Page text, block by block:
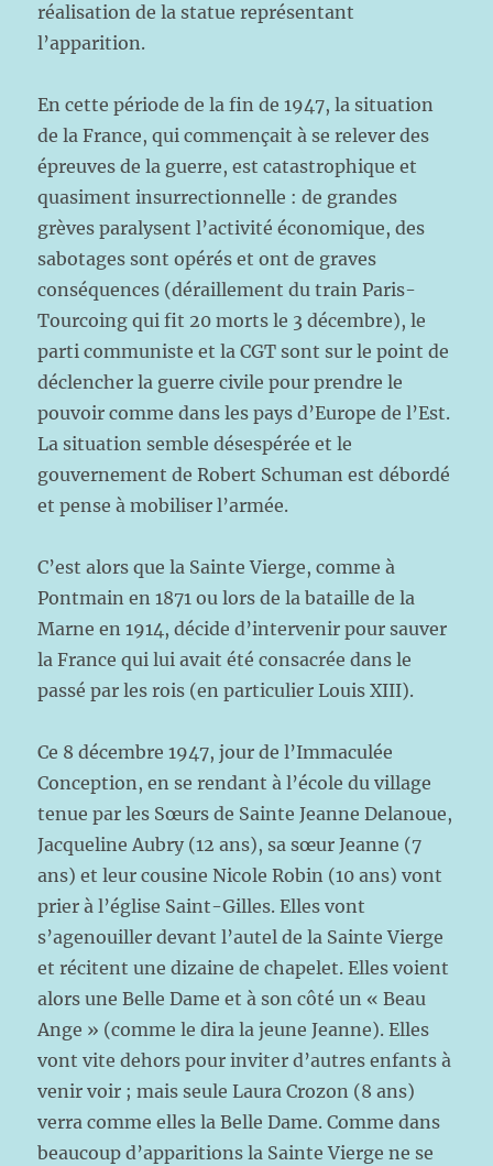
réalisation de la statue représentant
l’apparition.
En cette période de la fin de 1947, la situation
de la France, qui commençait à se relever des
épreuves de la guerre, est catastrophique et
quasiment insurrectionnelle : de grandes
grèves paralysent l’activité économique, des
sabotages sont opérés et ont de graves
conséquences (déraillement du train Paris-
Tourcoing qui fit 20 morts le 3 décembre), le
parti communiste et la CGT sont sur le point de
déclencher la guerre civile pour prendre le
pouvoir comme dans les pays d’Europe de l’Est.
La situation semble désespérée et le
gouvernement de Robert Schuman est débordé
et pense à mobiliser l’armée.
C’est alors que la Sainte Vierge, comme à
Pontmain en 1871 ou lors de la bataille de la
Marne en 1914, décide d’intervenir pour sauver
la France qui lui avait été consacrée dans le
passé par les rois (en particulier Louis XIII).
Ce 8 décembre 1947, jour de l’Immaculée
Conception, en se rendant à l’école du village
tenue par les Sœurs de Sainte Jeanne Delanoue,
Jacqueline Aubry (12 ans), sa sœur Jeanne (7
ans) et leur cousine Nicole Robin (10 ans) vont
prier à l’église Saint-Gilles. Elles vont
s’agenouiller devant l’autel de la Sainte Vierge
et récitent une dizaine de chapelet. Elles voient
alors une Belle Dame et à son côté un « Beau
Ange » (comme le dira la jeune Jeanne). Elles
vont vite dehors pour inviter d’autres enfants à
venir voir ; mais seule Laura Crozon (8 ans)
verra comme elles la Belle Dame. Comme dans
beaucoup d’apparitions la Sainte Vierge ne se